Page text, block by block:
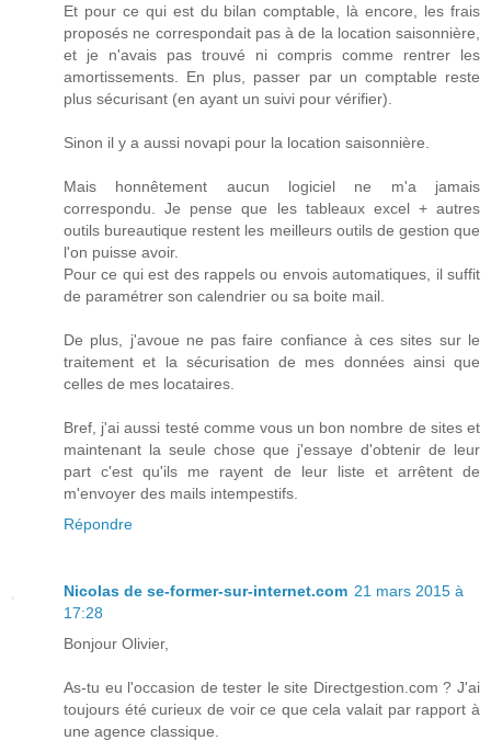
Et pour ce qui est du bilan comptable, là encore, les frais
proposés ne correspondait pas à de la location saisonnière,
et je n'avais pas trouvé ni compris comme rentrer les
amortissements. En plus, passer par un comptable reste
plus sécurisant (en ayant un suivi pour vérifier).
Sinon il y a aussi novapi pour la location saisonnière.
Mais honnêtement aucun logiciel ne m'a jamais
correspondu. Je pense que les tableaux excel + autres
outils bureautique restent les meilleurs outils de gestion que
l'on puisse avoir.
Pour ce qui est des rappels ou envois automatiques, il suffit
de paramétrer son calendrier ou sa boite mail.
De plus, j'avoue ne pas faire confiance à ces sites sur le
traitement et la sécurisation de mes données ainsi que
celles de mes locataires.
Bref, j'ai aussi testé comme vous un bon nombre de sites et
maintenant la seule chose que j'essaye d'obtenir de leur
part c'est qu'ils me rayent de leur liste et arrêtent de
m'envoyer des mails intempestifs.
Répondre
Nicolas de se-former-sur-internet.com 21 mars 2015 à
17:28
Bonjour Olivier,
As-tu eu l'occasion de tester le site Directgestion.com ? J'ai
toujours été curieux de voir ce que cela valait par rapport à
une agence classique.